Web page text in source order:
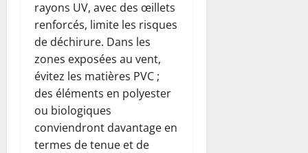
rayons UV, avec des œillets
renforcés, limite les risques
de déchirure. Dans les
zones exposées au vent,
évitez les matières PVC ;
des éléments en polyester
ou biologiques
conviendront davantage en
termes de tenue et de